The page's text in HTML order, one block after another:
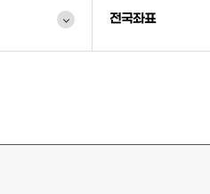
전국좌표